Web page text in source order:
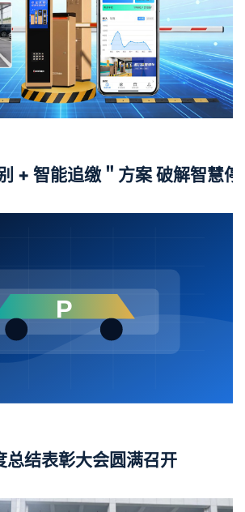
+ 智能追缴＂方案 破解智慧
结表彰大会圆满召开